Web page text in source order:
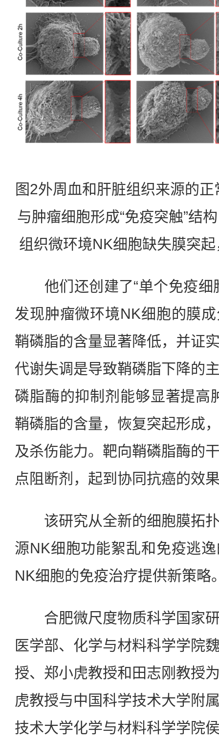
图2外周血和肝脏组织来源的
与肿瘤细胞形成“免疫突触”结
组织微环境NK细胞缺失膜突
他们还创建了“单个免疫细
发现肿瘤微环境NK细胞的膜
鞘磷脂的含量显著降低，并证
代谢失调是导致鞘磷脂下降的
磷脂酶的抑制剂能够显著提高
鞘磷脂的含量，恢复突起形成
及杀伤能力。靶向鞘磷脂酶的
点阻断剂，起到协同抗癌的效
该研究从全新的细胞膜拓扑
源NK细胞功能絮乱和免疫逃
NK细胞的免疫治疗提供新策略
合肥微尺度物质科学国家研
医学部、化学与材料科学学院
授、郑小虎教授和田志刚教授
虎教授与中国科学技术大学附
技术大学化学与材料科学学院